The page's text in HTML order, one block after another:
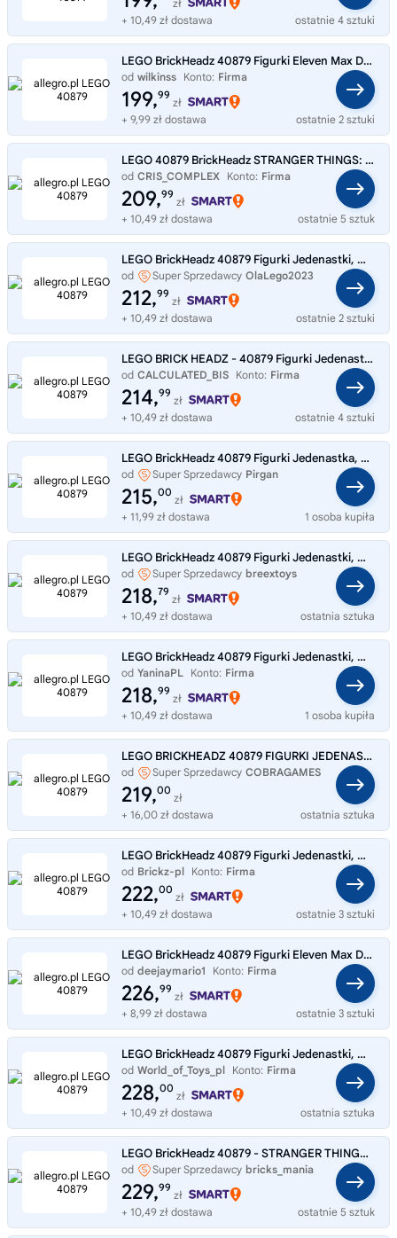
zł
+ 10,49 zł dostawa
ostatnie 4 sztuki
LEGO BrickHeadz 40879 Figurki Eleven Max Demogorgon Holly STRANGER THINGS
od wilkinss Konto: Firma
199,99
zł
+ 9,99 zł dostawa
ostatnie 2 sztuki
LEGO 40879 BrickHeadz STRANGER THINGS: Jedenastka Max Demogorgon Holly NOWY
od CRIS_COMPLEX Konto: Firma
209,99
zł
+ 10,49 zł dostawa
ostatnie 5 sztuk
LEGO BrickHeadz 40879 Figurki Jedenastki, Max, Demogorgona i Holly
od Super Sprzedawcy OlaLego2023
212,99
zł
+ 10,49 zł dostawa
ostatnie 2 sztuki
LEGO BRICK HEADZ - 40879 Figurki Jedenastki, Max, Demogorgona i Holly
od CALCULATED_BIS Konto: Firma
214,99
zł
+ 10,49 zł dostawa
ostatnie 4 sztuki
LEGO BrickHeadz 40879 Figurki Jedenastka, Max, Demogorgon i Holly
od Super Sprzedawcy Pirgan
215,00
zł
+ 11,99 zł dostawa
1 osoba kupiła
LEGO BrickHeadz 40879 Figurki Jedenastki, Max, Demogorgona i Holly
od Super Sprzedawcy breextoys
218,79
zł
+ 10,49 zł dostawa
ostatnia sztuka
LEGO BrickHeadz 40879 Figurki Jedenastki, Max, Demogorgona i Holly
od YaninaPL Konto: Firma
218,99
zł
+ 10,49 zł dostawa
1 osoba kupiła
LEGO BRICKHEADZ 40879 FIGURKI JEDENASTKI, MAX, DEMOGORGONA I HOLLY 10+ NOWE
od Super Sprzedawcy COBRAGAMES
219,00
zł
+ 16,00 zł dostawa
ostatnia sztuka
LEGO BrickHeadz 40879 Figurki Jedenastki, Max, Demogorgona i Holly
od Brickz-pl Konto: Firma
222,00
zł
+ 10,49 zł dostawa
ostatnie 3 sztuki
LEGO BrickHeadz 40879 Figurki Eleven Max Demogorgon Holly STRANGER THINGS
od deejaymario1 Konto: Firma
226,99
zł
+ 8,99 zł dostawa
ostatnie 3 sztuki
LEGO BrickHeadz 40879 Figurki Jedenastki, Max, Demogorgona i Holly
od World_of_Toys_pl Konto: Firma
228,00
zł
+ 10,49 zł dostawa
ostatnia sztuka
LEGO BrickHeadz 40879 - STRANGER THINGS: Jedenastka Max Demogorgon Holly
od Super Sprzedawcy bricks_mania
229,99
zł
+ 10,49 zł dostawa
ostatnie 5 sztuk